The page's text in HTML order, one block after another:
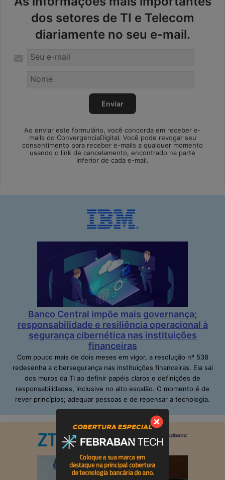
dos setores de TI e Telecom
diariamente no seu e-mail.
Ao enviar este formulário, você concorda em receber e-
mails do ConvergenciaDigital. Você pode revogar seu
consentimento para receber e-mails a qualquer momento
usando o link de cancelamento, encontrado na parte
inferior de cada e-mail.
Banco Central impõe mais governança;
responsabilidade e resiliência operacional à
segurança cibernética nas instituições
financeiras
Com pouco mais de dois meses em vigor, a resolução nº 538
redesenha a cibersegurança nas instituições financeiras. Ela sai
dos muros da TI ao definir papéis claros e definições de
responsabilidades, inclusive no alto escalão. O momento é de
rever princípios; adequar pessoas e de repensar a tecnologia.